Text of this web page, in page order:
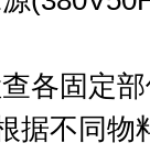
固定部
不同物